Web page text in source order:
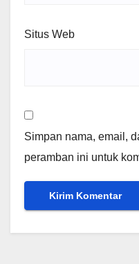
Situs Web
Simpan nama, email,
peramban ini untuk